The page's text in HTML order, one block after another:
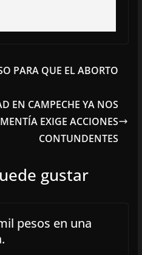
PARA QUE EL ABORTO
EN CAMPECHE YA NOS
EXIGE ACCIONES
CONTUNDENTES
gustar
pesos en una